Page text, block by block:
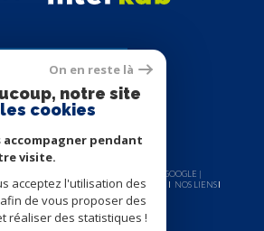
RÉSERVÉS | TRADUCTION POWERED BY GOOGLE |
DU SITE MENTIONS LÉGALES ADMIN
NOS LIENS
POLITIQUE RGPD
On en reste là
notre site
cookies
accompagner pendant
visite.
acceptez l'utilisation des
de vous proposer des
réaliser des statistiques !